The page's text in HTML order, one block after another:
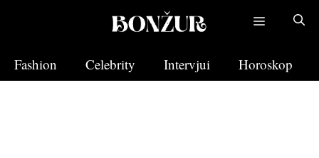
Fashion
Celebrity Intervjui Horoskop